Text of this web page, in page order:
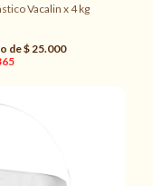
Vacalin x 4 kg